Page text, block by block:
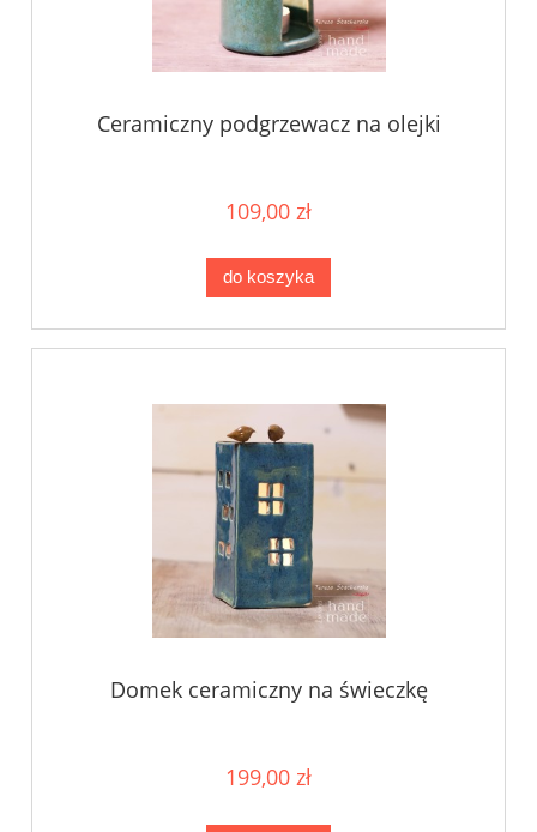
Ceramiczny podgrzewacz na olejki
109,00 zł
do koszyka
Domek ceramiczny na świeczkę
199,00 zł